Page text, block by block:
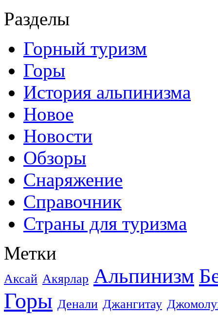
Разделы
Горный туризм
Горы
История альпинизма
Новое
Новости
Обзоры
Снаряжение
Справочник
Страны для туризма
Метки
Аксай Акярлар Альпинизм
Горы Денали Джангитау